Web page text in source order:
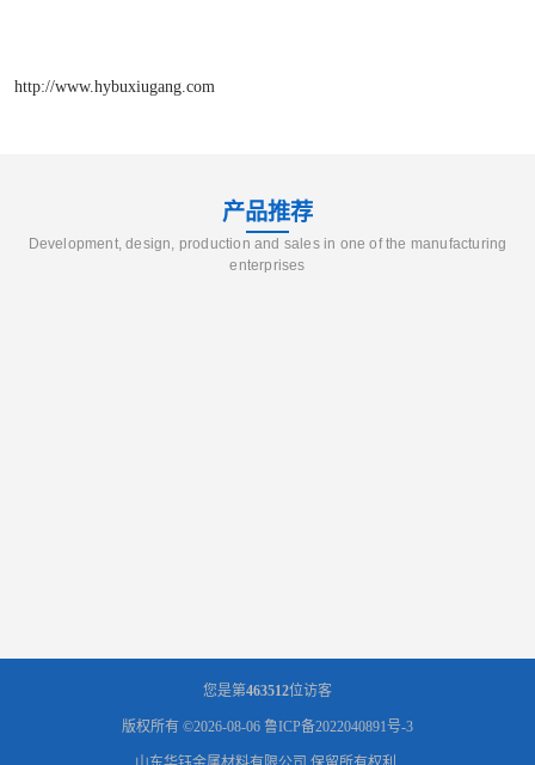
http://www.hybuxiugang.com
产品推荐
Development, design, production and sales in one of the manufacturing
enterprises
您是第463512位访客
版权所有 ©2026-08-06 鲁ICP备2022040891号-3